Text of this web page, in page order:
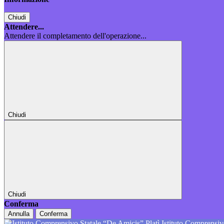
Chiudi
Attendere...
Attendere il completamento dell'operazione...
Chiudi
Chiudi
Conferma
Annulla Conferma